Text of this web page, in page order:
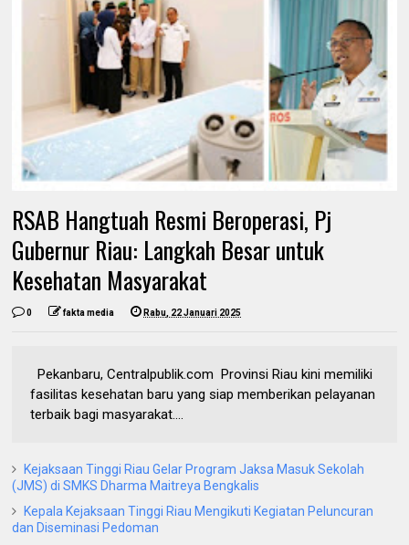
RSAB Hangtuah Resmi Beroperasi, Pj
Gubernur Riau: Langkah Besar untuk
Kesehatan Masyarakat
0 fakta media Rabu, 22 Januari 2025
Pekanbaru, Centralpublik.com Provinsi Riau kini memiliki
fasilitas kesehatan baru yang siap memberikan pelayanan
terbaik bagi masyarakat....
Kejaksaan Tinggi Riau Gelar Program Jaksa Masuk Sekolah
(JMS) di SMKS Dharma Maitreya Bengkalis
Kepala Kejaksaan Tinggi Riau Mengikuti Kegiatan Peluncuran
dan Diseminasi Pedoman